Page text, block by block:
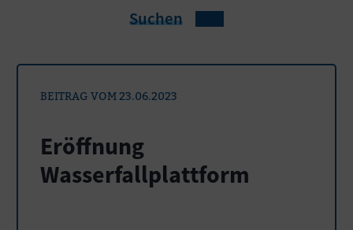
Suchen
BEITRAG VOM 23.06.2023
Eröffnung
Wasserfallplattform